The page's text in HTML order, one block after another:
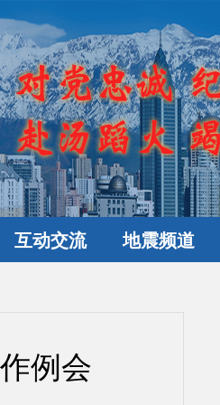
互动交流 地震频道
例会